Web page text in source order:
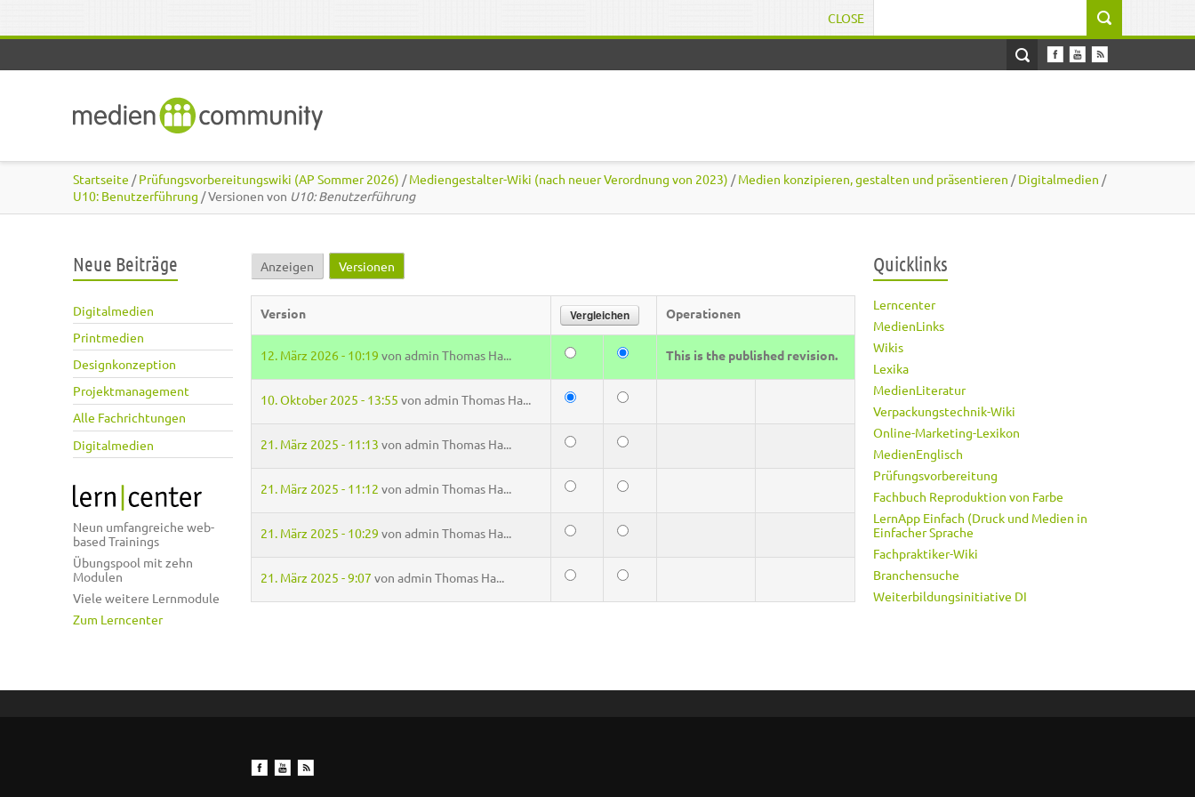
CLOSE
Startseite /Prüfungsvorbereitungswiki (AP Sommer 2026) /Mediengestalter-Wiki (nach neuer Verordnung von 2023) /Medien konzipieren, gestalten und präsentieren /Digitalmedien /
U10: Benutzerführung / Versionen von U10: Benutzerführung
Neue Beiträge
Digitalmedien
Printmedien
Designkonzeption
Projektmanagement
Alle Fachrichtungen
Digitalmedien
Neun umfangreiche web-
based Trainings
Übungspool mit zehn
Modulen
Viele weitere Lernmodule
Zum Lerncenter
Haupt-Reiter
Anzeigen Versionen
Version Operationen
12. März 2026 - 10:19 von admin Thomas Ha... This is the published revision.
10. Oktober 2025 - 13:55 von admin Thomas Ha...
21. März 2025 - 11:13 von admin Thomas Ha...
21. März 2025 - 11:12 von admin Thomas Ha...
21. März 2025 - 10:29 von admin Thomas Ha...
21. März 2025 - 9:07 von admin Thomas Ha...
Quicklinks
Lerncenter
MedienLinks
Wikis
Lexika
MedienLiteratur
Verpackungstechnik-Wiki
Online-Marketing-Lexikon
MedienEnglisch
Prüfungsvorbereitung
Fachbuch Reproduktion von Farbe
LernApp Einfach (Druck und Medien in
Einfacher Sprache
Fachpraktiker-Wiki
Branchensuche
Weiterbildungsinitiative DI